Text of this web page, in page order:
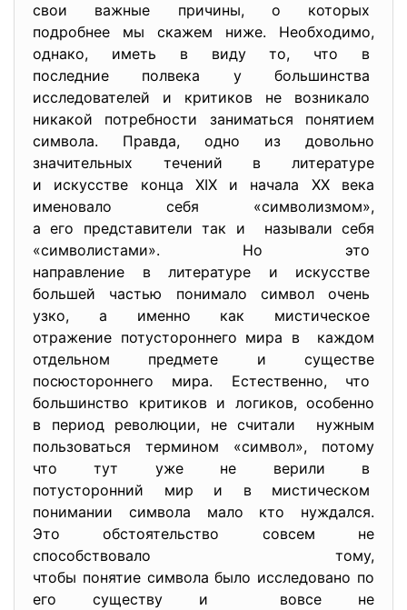
свои важные причины, о которых
подробнее мы скажем ниже. Необходимо,
однако, иметь в виду то, что в
последние полвека у большинства
исследователей и критиков не возникало
никакой потребности заниматься понятием
символа. Правда, одно из довольно
значительных течений в литературе
и искусстве конца XIX и начала XX века
именовало себя «символизмом»,
а его представители так и называли себя
«символистами». Но это
направление в литературе и искусстве
большей частью понимало символ очень
узко, а именно как мистическое
отражение потустороннего мира в каждом
отдельном предмете и существе
посюстороннего мира. Естественно, что
большинство критиков и логиков, особенно
в период революции, не считали нужным
пользоваться термином «символ», потому
что тут уже не верили в
потусторонний мир и в мистическом
понимании символа мало кто нуждался.
Это обстоятельство совсем не
способствовало тому,
чтобы понятие символа было исследовано по
его существу и вовсе не